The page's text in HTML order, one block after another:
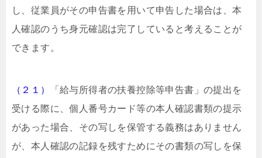
し、従業員がその申告書を用いて申告した場合は、本
人確認のうち身元確認は完了していると考えることが
できます。
（２１）
「給与所得者の扶養控除等申告書」の提出を
受ける際に、個人番号カード等の本人確認書類の提示
があった場合、その写しを保管する義務はありません
が、本人確認の記録を残すためにその書類の写しを保